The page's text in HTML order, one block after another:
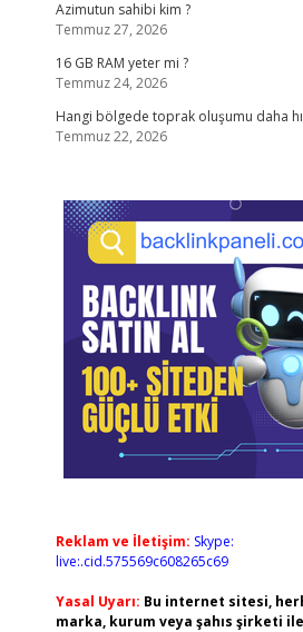
Azimutun sahibi kim ?
Temmuz 27, 2026
16 GB RAM yeter mi ?
Temmuz 24, 2026
Hangi bölgede toprak oluşumu daha
Temmuz 22, 2026
Reklam ve İletişim: Skype:
live:.cid.575569c608265c69
Yasal Uyarı: Bu internet sitesi,
marka, kurum veya şahıs şirketi